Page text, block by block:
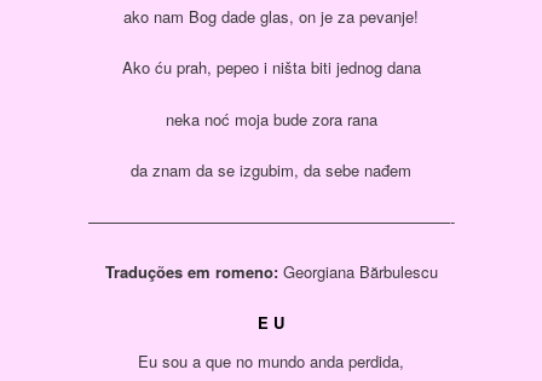
ako nam Bog dade glas, on je za pevanje!
Ako ću prah, pepeo i ništa biti jednog dana
neka noć moja bude zora rana
da znam da se izgubim, da sebe nađem
———————————————————————-
Traduções em romeno: Georgiana Bărbulescu
E U
Eu sou a que no mundo anda perdida,